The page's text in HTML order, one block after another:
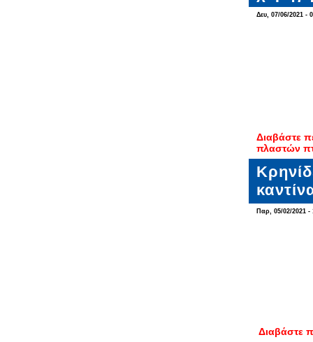
Δευ, 07/06/2021 -
Διαβάστε
πλαστών
Παρ, 05/02/2021 -
Διαβάστε